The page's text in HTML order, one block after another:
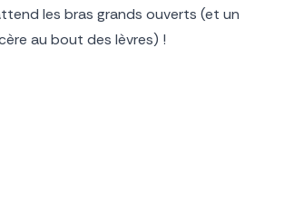
les bras grands ouverts (et un
au bout des lèvres) !